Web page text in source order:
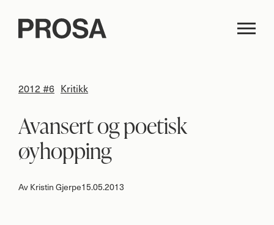
2012 #6 Kritikk
Avansert og poetisk
øyhopping
AvKristin Gjerpe15.05.2013